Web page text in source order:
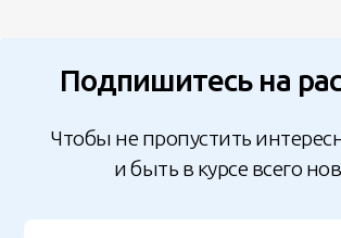
Подпишитесь на
Чтобы не пропустить
и быть в курсе всего